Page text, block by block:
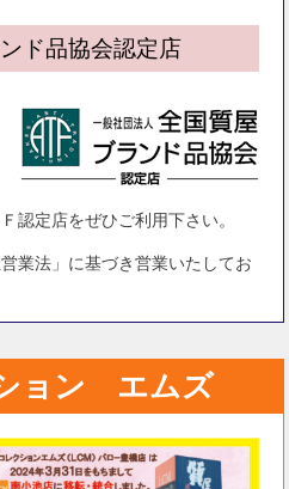
ド品協会認定店
認定店をぜひご利用下さい。
業法」に基づき営業いたしてお
ョン エムズ